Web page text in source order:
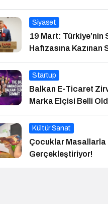
Siyaset
19 Mart: Türkiye’nin
Hafızasına Kazınan
Startup
Balkan E-Ticaret
Marka Elçisi Belli
Kültür Sanat
Çocuklar Masallarla
Gerçekleştiriyor!